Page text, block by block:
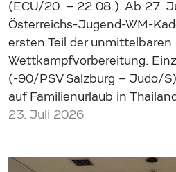
(ECU/20. – 22.08.). Ab 27.
Österreichs-Jugend-WM-
ersten Teil der unmittelbaren
Wettkampfvorbereitung.
(-90/PSV Salzburg – Judo/
auf Familienurlaub in
23. Juli 2026